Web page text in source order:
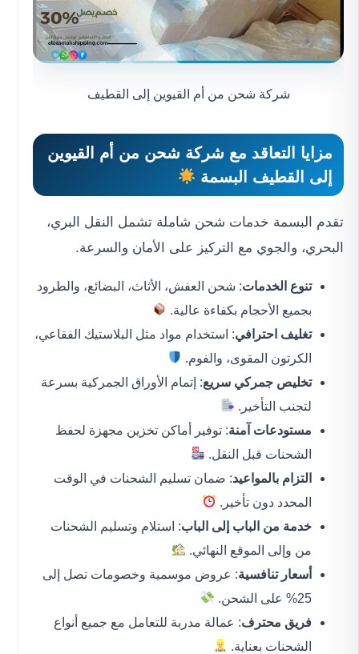
شركة شحن من أم القيوين إلى القطيف
مزايا التعاقد مع شركة شحن من أم القيوين
إلى القطيف البسمة
تقدم البسمة خدمات شحن شاملة تشمل النقل البري،
البحري، والجوي مع التركيز على الأمان والسرعة.
تنوع الخدمات: شحن العفش، الأثاث، البضائع، والطرود
بجميع الأحجام بكفاءة عالية.
تغليف احترافي: استخدام مواد مثل البلاستيك الفقاعي،
الكرتون المقوى، والفوم.
تخليص جمركي سريع: إتمام الأوراق الجمركية بسرعة
لتجنب التأخير.
مستودعات آمنة: توفير أماكن تخزين مجهزة لحفظ
الشحنات قبل النقل.
التزام بالمواعيد: ضمان تسليم الشحنات في الوقت
المحدد دون تأخير.
خدمة من الباب إلى الباب: استلام وتسليم الشحنات
من وإلى الموقع النهائي.
أسعار تنافسية: عروض موسمية وخصومات تصل إلى
25% على الشحن.
فريق محترف: عمالة مدربة للتعامل مع جميع أنواع
الشحنات بعناية.